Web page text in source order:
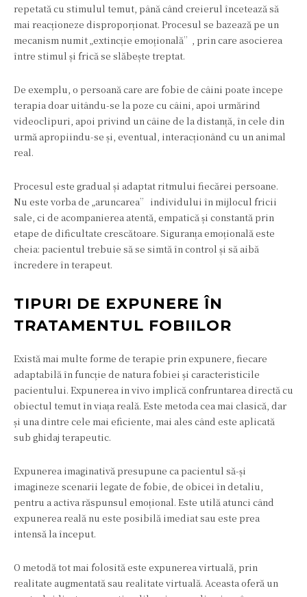
repetată cu stimulul temut, până când creierul încetează să
mai reacționeze disproporționat. Procesul se bazează pe un
mecanism numit „extincție emoțională”, prin care asocierea
între stimul și frică se slăbește treptat.
De exemplu, o persoană care are fobie de câini poate începe
terapia doar uitându-se la poze cu câini, apoi urmărind
videoclipuri, apoi privind un câine de la distanță, în cele din
urmă apropiindu-se și, eventual, interacționând cu un animal
real.
Procesul este gradual și adaptat ritmului fiecărei persoane.
Nu este vorba de „aruncarea” individului în mijlocul fricii
sale, ci de acompanierea atentă, empatică și constantă prin
etape de dificultate crescătoare. Siguranța emoțională este
cheia: pacientul trebuie să se simtă în control și să aibă
încredere în terapeut.
TIPURI DE EXPUNERE ÎN
TRATAMENTUL FOBIILOR
Există mai multe forme de terapie prin expunere, fiecare
adaptabilă în funcție de natura fobiei și caracteristicile
pacientului. Expunerea in vivo implică confruntarea directă cu
obiectul temut în viața reală. Este metoda cea mai clasică, dar
și una dintre cele mai eficiente, mai ales când este aplicată
sub ghidaj terapeutic.
Expunerea imaginativă presupune ca pacientul să-și
imagineze scenarii legate de fobie, de obicei în detaliu,
pentru a activa răspunsul emoțional. Este utilă atunci când
expunerea reală nu este posibilă imediat sau este prea
intensă la început.
O metodă tot mai folosită este expunerea virtuală, prin
realitate augmentată sau realitate virtuală. Aceasta oferă un